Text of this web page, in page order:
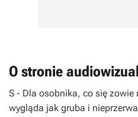
O stronie
S - Dla osobnika, co się
wygląda jak gruba i